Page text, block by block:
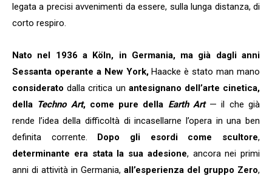
legata a precisi avvenimenti da essere, sulla lunga distanza, di
corto respiro.
Nato nel 1936 a Köln, in Germania, ma già dagli anni
Sessanta operante a New York,Haacke è stato man mano
considerato dalla critica un antesignano dell’arte cinetica,
della Techno Art, come pure della Earth Art— il che già
rende l’idea della difficoltà di incasellarne l’opera in una ben
definita corrente. Dopo gli esordi come scultore,
determinante era stata la sua adesione, ancora nei primi
anni di attività in Germania, all’esperienza del gruppo Zero,